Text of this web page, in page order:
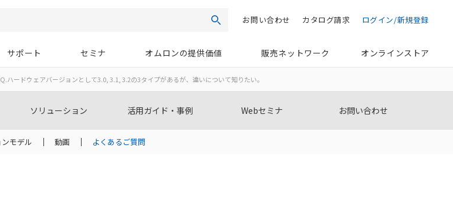
検索 ログイン/新規登録
カタログ請求
お問い合わせ
サポート セミナ オムロンの提供価値 販売ネットワーク オンラインストア
Q.ハードウェアバージョンとして3.0, 3.1, 3.2の3タイプがあるが、違いについて知りたい。
ソリューション 活用ガイド・事例 Webセミナ お問い合わせ
モデル 動画 よくあるご質問